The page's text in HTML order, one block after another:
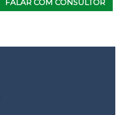
FALAR COM CONSULTOR